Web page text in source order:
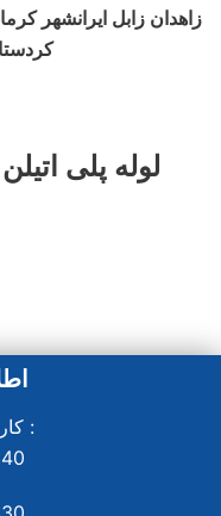
زاهدان زابل ایرانشهر
لوله پلی
کارشناسان فروش :